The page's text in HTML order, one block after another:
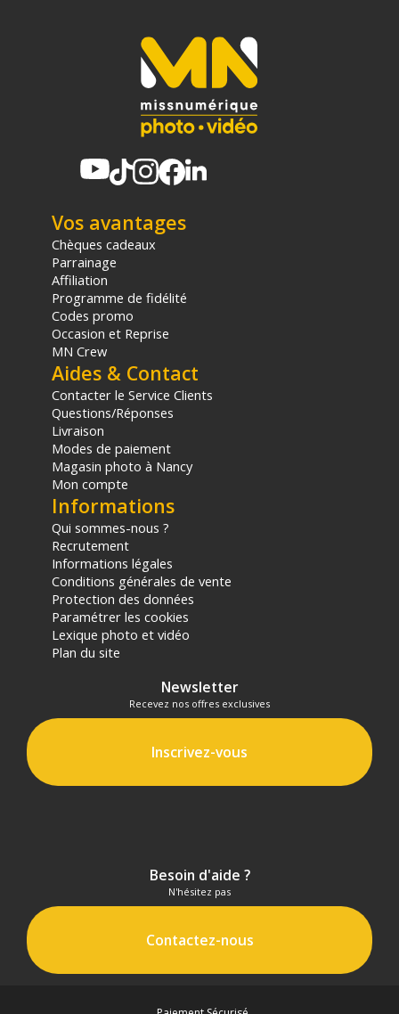
(1) Offre valable jusqu'au 31 Décembre 2030 à partir de 49 euros
d'achat, sur la base d'une expédition Chronopost 24H vers un point
relais situé en France continentale uniquement, valable uniquement
sur les produits de moins de 1m et moins de 20Kg.
(2) Sous réserve d'éligibilité.
sur le prix TTC en €, les points seront effectivement calculés dans le
Vos avantages
Chèques cadeaux
Parrainage
Affiliation
Programme de fidélité
Codes promo
Occasion et Reprise
MN Crew
Aides & Contact
Contacter le Service Clients
Questions/Réponses
Livraison
Modes de paiement
Magasin photo à Nancy
Mon compte
Informations
Qui sommes-nous ?
Recrutement
Informations légales
Conditions générales de vente
Protection des données
Paramétrer les cookies
Lexique photo et vidéo
Plan du site
Newsletter
Recevez nos offres exclusives
Inscrivez-vous
Besoin d'aide ?
N'hésitez pas
Contactez-nous